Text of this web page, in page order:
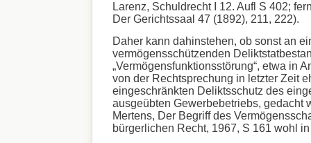
Larenz, Schuldrecht I 12. Aufl S 402;
Der Gerichtssaal 47 (1892), 211, 222).
Daher kann dahinstehen, ob sonst an
vermögensschützenden
„Vermögensfunktionsstörung“, etwa in
von der Rechtsprechung in letzter Zeit
eingeschränkten Deliktsschutz des
ausgeübten Gewerbebetriebs, gedacht
Mertens, Der Begriff des
bürgerlichen Recht, 1967, S 161 wohl